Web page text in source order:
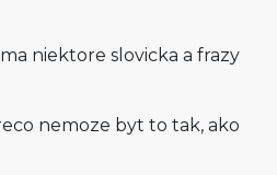
niektore slovicka a frazy
nemoze byt to tak, ako